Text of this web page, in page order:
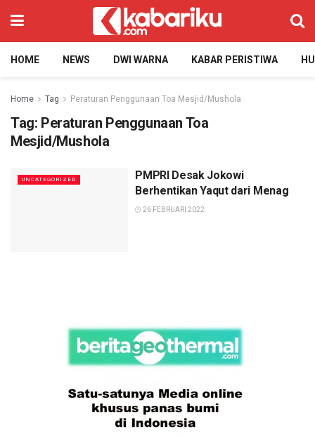
HOME NEWS DWI WARNA KABAR PERISTIWA
Home Tag Peraturan Penggunaan Toa Mesjid/Mushola
Tag: Peraturan Penggunaan Toa
Mesjid/Mushola
UNCATEGORIZED
PMPRI Desak Jokowi
Berhentikan Yaqut dari Menag
26 FEBRUARI 2022